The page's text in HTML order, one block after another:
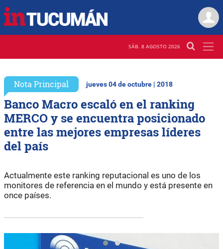
SÁB. 8 AGOSTO 2026
Nota Principal jueves 04 de octubre | 2018
Banco Macro escaló en el ranking
MERCO y se encuentra posicionado
entre las mejores empresas líderes
del país
Actualmente este ranking reputacional es uno de los
monitores de referencia en el mundo y está presente en
once países.